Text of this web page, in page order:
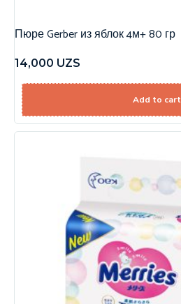
Пюре Gerber из яблок 4м+ 80 гр
14,000 UZS
Add to cart